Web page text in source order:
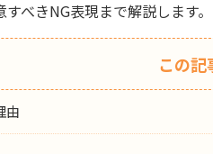
べきNG表現まで解説します。
この記
由